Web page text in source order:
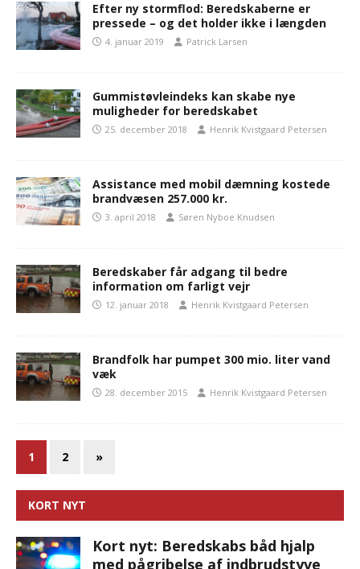
Efter ny stormflod: Beredskaberne er
pressede – og det holder ikke i længden
4. januar 2019 Patrick Larsen
Gummistøvleindeks kan skabe nye
muligheder for beredskabet
25. december 2018 Henrik Kvistgaard Petersen
Assistance med mobil dæmning kostede
brandvæsen 257.000 kr.
3. april 2018 Søren Nyboe Knudsen
Beredskaber får adgang til bedre
information om farligt vejr
12. januar 2018 Henrik Kvistgaard Petersen
Brandfolk har pumpet 300 mio. liter vand
væk
28. december 2015 Henrik Kvistgaard Petersen
1 2 »
KORT NYT
Kort nyt: Beredskabs båd hjalp
med pågribelse af indbrudstyve